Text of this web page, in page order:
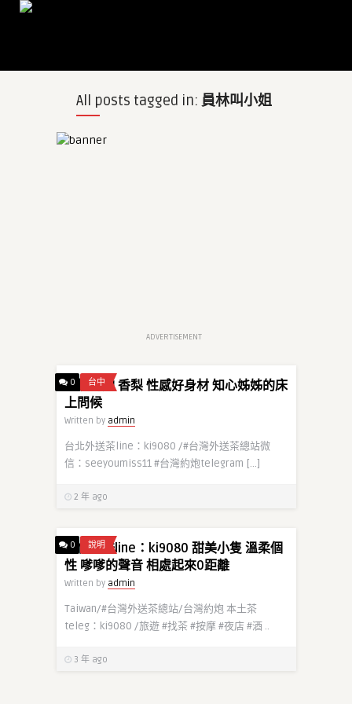
All posts tagged in: 員林叫小姐
ADVERTISEMENT
0 台中
南投約炮 香梨 性感好身材 知心姊姊的床
上問候
Written by admin
台北外送茶line：ki9080 /#台灣外送茶總站微
信：seeyoumiss11 #台灣約炮telegram […]
2 年 ago
0 說明
彰化約妹line：ki9080 甜美小隻 溫柔個
性 嗲嗲的聲音 相處起來0距離
Written by admin
Taiwan/#台灣外送茶總站/台灣約炮 本土茶
teleg：ki9080 /旅遊 #找茶 #按摩 #夜店 #酒 ..
3 年 ago